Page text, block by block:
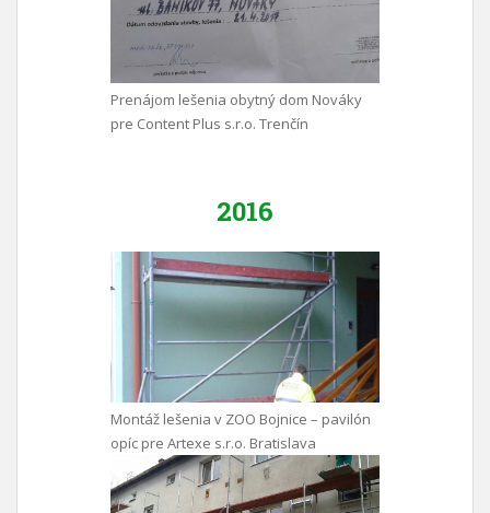
Prenájom lešenia obytný dom Nováky
pre Content Plus s.r.o. Trenčín
2016
Montáž lešenia v ZOO Bojnice – pavilón
opíc pre Artexe s.r.o. Bratislava